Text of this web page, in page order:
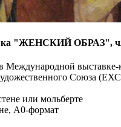
"ЖЕНСКИЙ ОБРАЗ",
в Международной
Союза
или мольберте
А0-формат